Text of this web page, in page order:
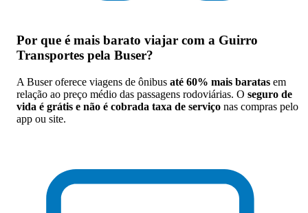
Por que é mais barato viajar com a Guirro
Transportes pela Buser?
A Buser oferece viagens de ônibus até 60% mais baratas em
relação ao preço médio das passagens rodoviárias. O seguro de
vida é grátis e não é cobrada taxa de serviço nas compras pelo
app ou site.